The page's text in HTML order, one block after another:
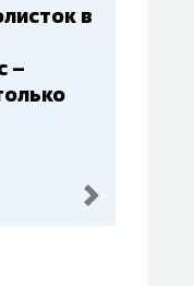
КХЛ: СКА
«Ак
«Салават
след.